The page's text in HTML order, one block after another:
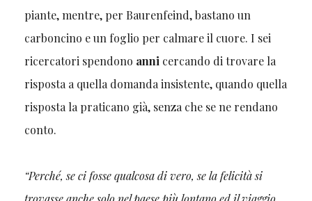
piante, mentre, per Baurenfeind, bastano un
carboncino e un foglio per calmare il cuore. I sei
ricercatori spendono anni cercando di trovare la
risposta a quella domanda insistente, quando quella
risposta la praticano già, senza che se ne rendano
conto.
“Perché, se ci fosse qualcosa di vero, se la felicità si